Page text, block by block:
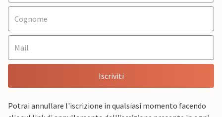
Iscriviti
Potrai annullare l'iscrizione in qualsiasi momento facendo